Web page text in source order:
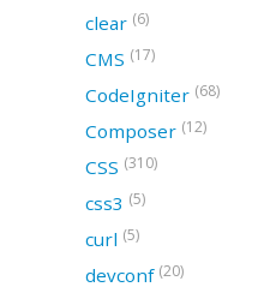
clear (6)
CMS (17)
CodeIgniter (68)
Composer (12)
CSS (310)
css3 (5)
curl (5)
devconf (20)